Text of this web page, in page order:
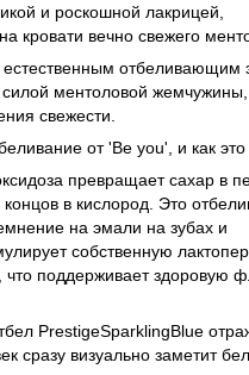
и роскошной лакрицей,
кровати вечно свежего
отбеливающим
ментоловой
свежести.
от 'Be you', и как это
превращает сахар в
в кислород. Это
на эмали на зубах и
собственную
что поддерживает здоровую
PrestigeSparklingBlue
сразу визуально заметит